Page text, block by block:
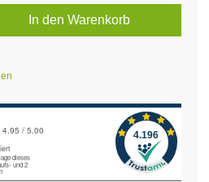
Gib den gewünschten
In den Warenkorb